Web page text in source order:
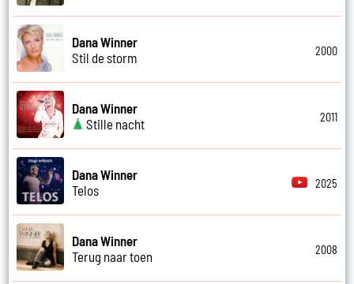
Dana Winner
Stil de storm
2000
Dana Winner
Stille nacht
2011
Dana Winner
Telos
2025
Dana Winner
Terug naar toen
2008